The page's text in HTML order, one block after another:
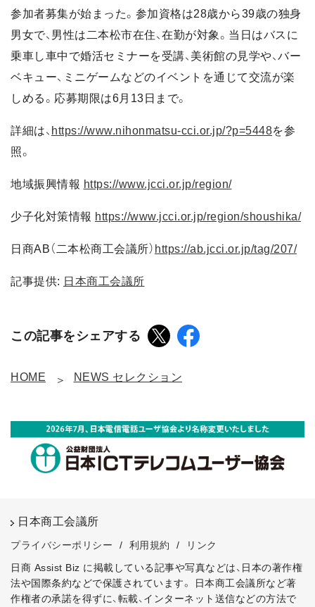
参加者募集が始まった。参加資格は28歳から39歳の独身
男女で、男性は二本松市在住、在勤が対象。当日はバスに
乗車し車中で婚活セミナーを受講、美術館の見学や、バー
ベキュー、ミニゲームなどのイベントを通じて交流が楽
しめる。応募期限は6月13日まで。
詳細は、 https://www.nihonmatsu-cci.or.jp/?p=5448を参
照。
地域振興情報 https://www.jcci.or.jp/region/
少子化対策情報 https://www.jcci.or.jp/region/shoushika/
日商AB（二本松商工会議所） https://ab.jcci.or.jp/tag/207/
記事提供: 日本商工会議所
この記事をシェアする
HOME NEWS セレクション
日本商工会議所
プライバシーポリシー / 利用規約 /
リンク
日商 Assist Biz に掲載している記事や写真などは、日本の著作権
法や国際条約などで保護されています。
日本商工会議所など著
作権者の承諾を得ずに、転載、インターネット送信などの方法で